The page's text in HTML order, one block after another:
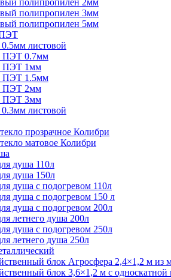
полипропилен 2мм
полипропилен 3мм
полипропилен 5мм
листовой
ПЭТ 0.7мм
ПЭТ 1мм
ПЭТ 1.5мм
ПЭТ 2мм
ПЭТ 3мм
листовой
прозрачное Колибри
матовое Колибри
душа 110л
душа 150л
душа с подогревом 110л
душа с подогревом 150 л
душа с подогревом 200л
летнего душа 200л
душа с подогревом 250л
летнего душа 250л
блок Агросфера 2,4×1,2 м из
блок 3,6×1,2 м с